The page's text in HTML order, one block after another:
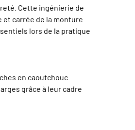
Cette ingénierie de
carrée de la monture
lors de la pratique
en caoutchouc
grâce à leur cadre